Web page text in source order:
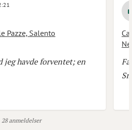
Pazze, Salento
jeg havde forventet; en
28 anmeldelser